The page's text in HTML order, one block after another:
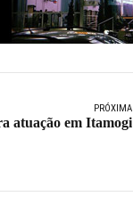
PRÓXIMA
atuação em Itamogi